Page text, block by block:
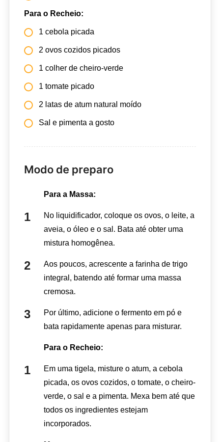
Para o Recheio:
1 cebola picada
2 ovos cozidos picados
1 colher de cheiro-verde
1 tomate picado
2 latas de atum natural moído
Sal e pimenta a gosto
Modo de preparo
Para a Massa:
No liquidificador, coloque os ovos, o leite, a
aveia, o óleo e o sal. Bata até obter uma
mistura homogênea.
Aos poucos, acrescente a farinha de trigo
integral, batendo até formar uma massa
cremosa.
Por último, adicione o fermento em pó e
bata rapidamente apenas para misturar.
Para o Recheio:
Em uma tigela, misture o atum, a cebola
picada, os ovos cozidos, o tomate, o cheiro-
verde, o sal e a pimenta. Mexa bem até que
todos os ingredientes estejam
incorporados.